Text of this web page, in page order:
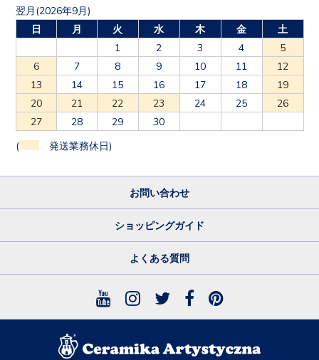
翌月(2026年9月)
日
月 火 水 木 金
土
1
2 3 4
5
6
7 8 9 10 11
12
13
14 15 16 17 18
19
20
21 22 23 24 25
26
27
28 29 30
( 発送業務休日)
お問い合わせ
ショッピングガイド
よくある質問